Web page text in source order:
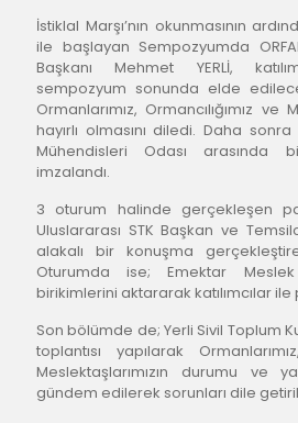
İstiklal Marşı’nın okunmasının
ile başlayan Sempozyumda
Başkanı Mehmet YERLİ,
sempozyum sonunda elde
Ormanlarımız, Ormancılığımız ve
hayırlı olmasını diledi. Daha sonra
Mühendisleri Odası arasında
imzalandı.
3 oturum halinde gerçekleşen
Uluslararası STK Başkan ve
alakalı bir konuşma
Oturumda ise; Emektar
birikimlerini aktararak katılımcılar ile
Son bölümde de; Yerli Sivil Toplum
toplantısı yapılarak
Meslektaşlarımızın durumu ve
gündem edilerek sorunları dile